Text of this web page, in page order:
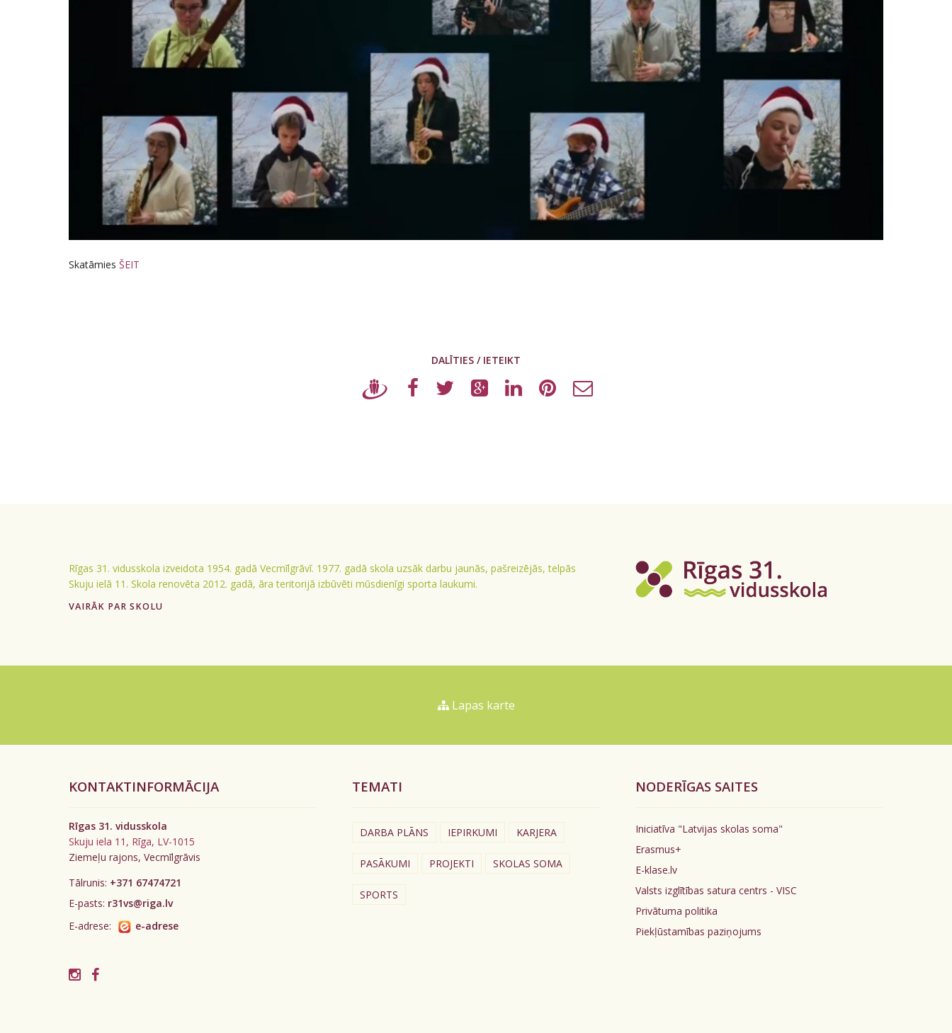
Skatāmies ŠEIT
DALĪTIES / IETEIKT
Rīgas 31. vidusskola izveidota 1954. gadā Vecmīlgrāvī. 1977. gadā skola uzsāk darbu jaunās, pašreizējās, telpās
Skuju ielā 11. Skola renovēta 2012. gadā, āra teritorijā izbūvēti mūsdienīgi sporta laukumi.
VAIRĀK PAR SKOLU
Lapas karte
KONTAKTINFORMĀCIJA
Rīgas 31. vidusskola
Skuju iela 11, Rīga, LV-1015
Ziemeļu rajons, Vecmīlgrāvis
Tālrunis: +371 67474721
E-pasts: r31vs@riga.lv
E-adrese:
e-adrese
TEMATI
DARBA PLĀNS IEPIRKUMI KARJERA
PASĀKUMI PROJEKTI SKOLAS SOMA
SPORTS
NODERĪGAS SAITES
Iniciatīva "Latvijas skolas soma"
Erasmus+
E-klase.lv
Valsts izglītības satura centrs - VISC
Privātuma politika
Piekļūstamības paziņojums